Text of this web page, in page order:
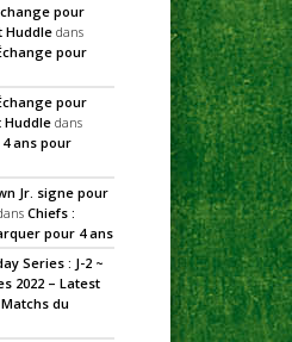
pour
Huddledans
pour
pour
Huddle dans
ans pour
Jr. signe pour
Chiefs :
pour 4 ans
Series : J-2 ~
2022 – Latest
du